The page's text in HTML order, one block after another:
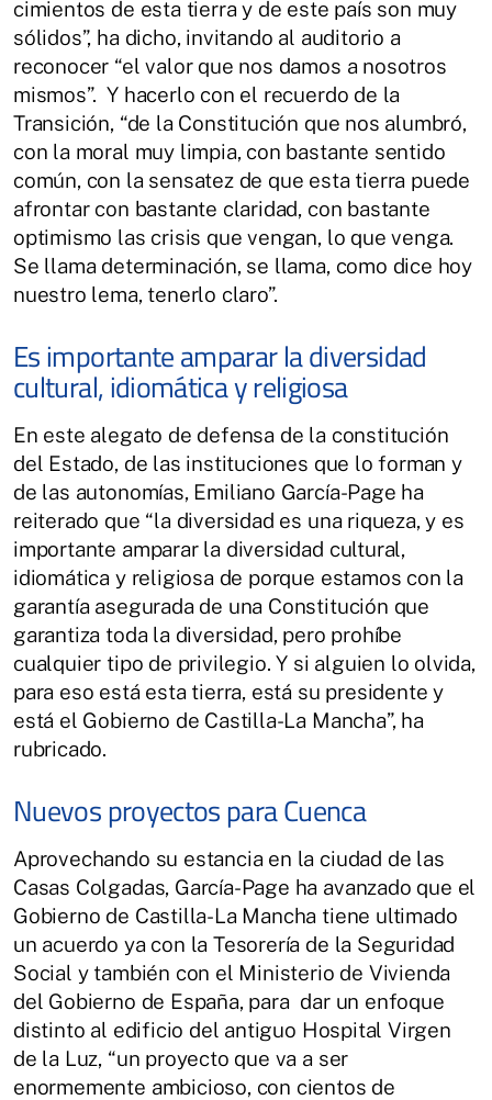
cimientos de esta tierra y de este país son muy
sólidos”, ha dicho, invitando al auditorio a
reconocer “el valor que nos damos a nosotros
mismos”. Y hacerlo con el recuerdo de la
Transición, “de la Constitución que nos alumbró,
con la moral muy limpia, con bastante sentido
común, con la sensatez de que esta tierra puede
afrontar con bastante claridad, con bastante
optimismo las crisis que vengan, lo que venga.
Se llama determinación, se llama, como dice hoy
nuestro lema, tenerlo claro”.
Es importante amparar la diversidad
cultural, idiomática y religiosa
En este alegato de defensa de la constitución
del Estado, de las instituciones que lo forman y
de las autonomías, Emiliano García-Page ha
reiterado que “la diversidad es una riqueza, y es
importante amparar la diversidad cultural,
idiomática y religiosa de porque estamos con la
garantía asegurada de una Constitución que
garantiza toda la diversidad, pero prohíbe
cualquier tipo de privilegio. Y si alguien lo olvida,
para eso está esta tierra, está su presidente y
está el Gobierno de Castilla-La Mancha”, ha
rubricado.
Nuevos proyectos para Cuenca
Aprovechando su estancia en la ciudad de las
Casas Colgadas, García-Page ha avanzado que el
Gobierno de Castilla-La Mancha tiene ultimado
un acuerdo ya con la Tesorería de la Seguridad
Social y también con el Ministerio de Vivienda
del Gobierno de España, para dar un enfoque
distinto al edificio del antiguo Hospital Virgen
de la Luz, “un proyecto que va a ser
enormemente ambicioso, con cientos de